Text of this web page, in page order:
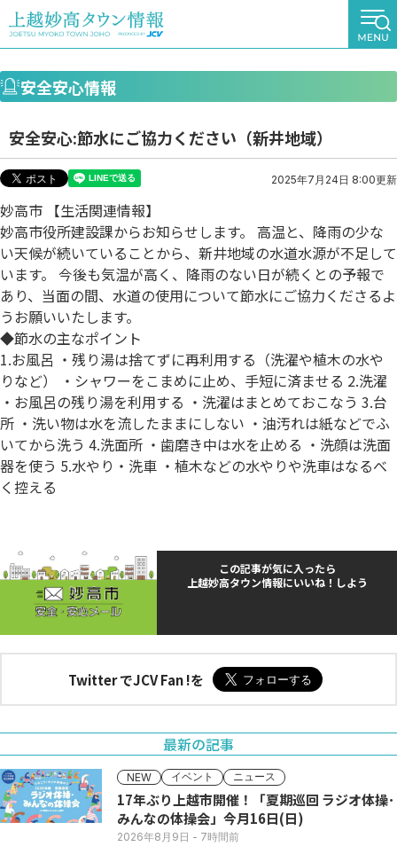
安全安心情報
安全安心:節水にご協力ください（新井地域）
2025年7月24日 8:00更新
妙高市 【生活関連情報】
妙高市役所建設課からお知らせします。 高温と、降雨の少な
い天候が続いていることから、新井地域の水道水源が不足して
います。 今後も気温が高く、降雨のない日が続くとの予報で
あり、当面の間、水道の使用について節水にご協力くださるよ
うお願いいたします。
◆節水の主なポイント
1.お風呂 ・残り湯は捨てずに再利用する（洗濯や植木の水や
りなど） ・シャワーをこまめに止め、手短に済ませる 2.洗濯
・お風呂の残り湯を利用する ・洗濯はまとめておこなう 3.台
所 ・洗い物は水を流したままにしない ・油汚れは紙などでふ
いてから洗う 4.洗面所 ・歯磨き中は水を止める ・洗顔は洗面
器を使う 5.水やり・洗車 ・植木などの水やりや洗車はなるべ
く控える
この記事が気に入ったら
上越妙高タウン情報にいいね！しよう
Twitter でJCV Fan !を
最新の記事
NEW イベント ニュース
17年ぶり上越市開催！「夏期巡回 ラジオ体操･
みんなの体操会」今月16日(日)
2026年8月9日 - 7時間前